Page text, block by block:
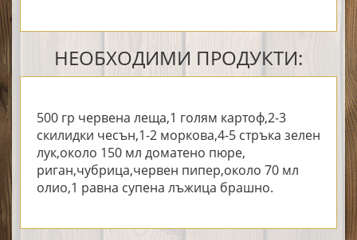
НЕОБХОДИМИ ПРОДУКТИ:
500 гр червена леща,1 голям картоф,2-3
скилидки чесън,1-2 моркова,4-5 стръка зелен
лук,около 150 мл доматено пюре,
риган,чубрица,червен пипер,около 70 мл
олио,1 равна супена лъжица брашно.